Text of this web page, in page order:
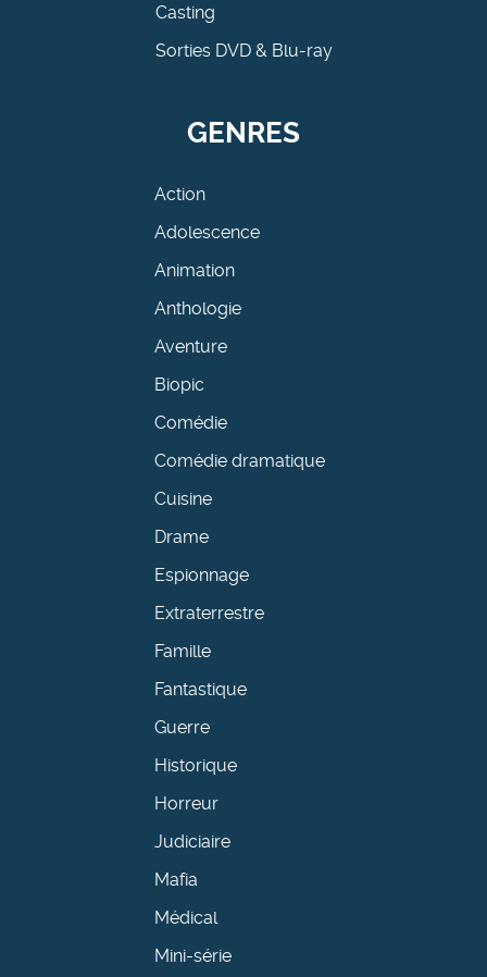
Casting
Sorties DVD & Blu-ray
GENRES
Action
Adolescence
Animation
Anthologie
Aventure
Biopic
Comédie
Comédie dramatique
Cuisine
Drame
Espionnage
Extraterrestre
Famille
Fantastique
Guerre
Historique
Horreur
Judiciaire
Mafia
Médical
Mini-série